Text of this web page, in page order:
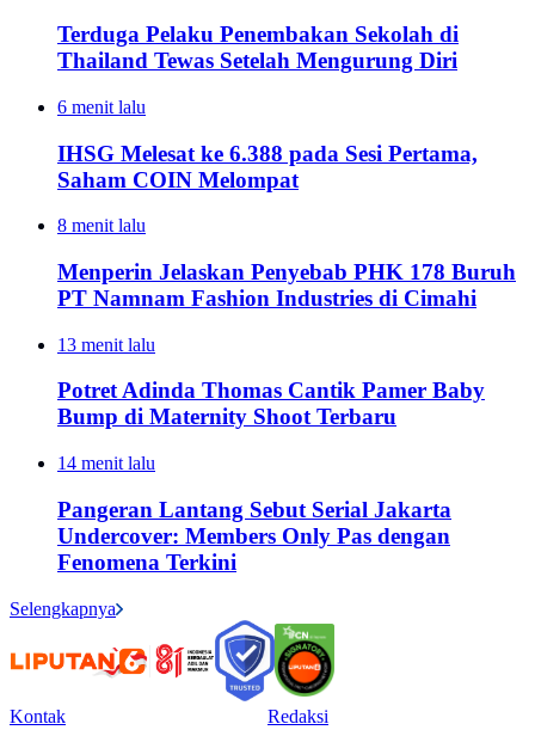
Terduga Pelaku Penembakan Sekolah di
Thailand Tewas Setelah Mengurung Diri
6 menit lalu
IHSG Melesat ke 6.388 pada Sesi Pertama,
Saham COIN Melompat
8 menit lalu
Menperin Jelaskan Penyebab PHK 178 Buruh
PT Namnam Fashion Industries di Cimahi
13 menit lalu
Potret Adinda Thomas Cantik Pamer Baby
Bump di Maternity Shoot Terbaru
14 menit lalu
Pangeran Lantang Sebut Serial Jakarta
Undercover: Members Only Pas dengan
Fenomena Terkini
Selengkapnya
Kontak
Redaksi